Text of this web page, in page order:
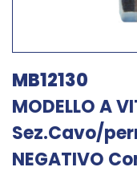
MB12130
MODELLO A
Sez.Cavo/
NEGATIVO